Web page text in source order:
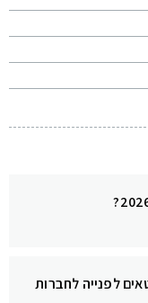
לפנייה לחברות